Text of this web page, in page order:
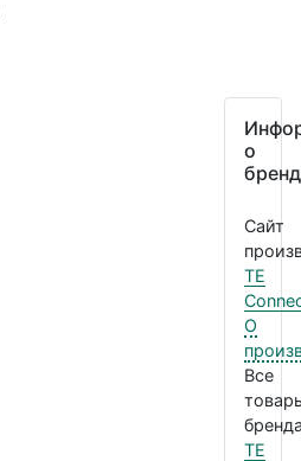
о
Сайт
TE
О
Все
TE